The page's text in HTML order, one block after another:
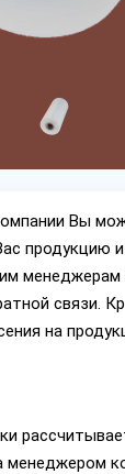
Вы
продукцию и
менеджерам
связи.
на
менеджером